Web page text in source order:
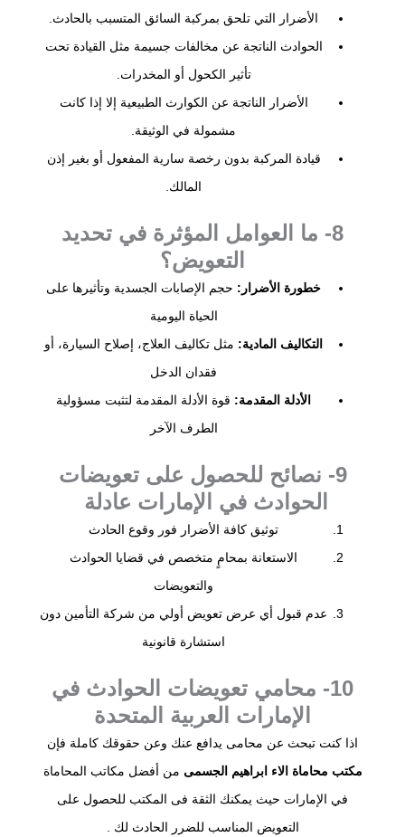
الأضرار التي تلحق بمركبة السائق المتسبب بالحادث.
الحوادث الناتجة عن مخالفات جسيمة مثل القيادة تحت
تأثير الكحول أو المخدرات.
الأضرار الناتجة عن الكوارث الطبيعية إلا إذا كانت
مشمولة في الوثيقة.
قيادة المركبة بدون رخصة سارية المفعول أو بغير إذن
المالك.
8- ما العوامل المؤثرة في تحديد
التعويض؟
خطورة الأضرار: حجم الإصابات الجسدية وتأثيرها على
الحياة اليومية
التكاليف المادية: مثل تكاليف العلاج، إصلاح السيارة، أو
فقدان الدخل
الأدلة المقدمة: قوة الأدلة المقدمة لتثبت مسؤولية
الطرف الآخر
9- نصائح للحصول على تعويضات
الحوادث في الإمارات عادلة
توثيق كافة الأضرار فور وقوع الحادث
الاستعانة بمحامٍ متخصص في قضايا الحوادث
والتعويضات
عدم قبول أي عرض تعويض أولي من شركة التأمين دون
استشارة قانونية
10- محامي تعويضات الحوادث في
الإمارات العربية المتحدة
اذا كنت تبحث عن محامى يدافع عنك وعن حقوقك كاملة فإن
مكتب محاماة الاء ابراهيم الجسمى من أفضل مكاتب المحاماة
في الإمارات حيث يمكنك الثقة فى المكتب للحصول على
التعويض المناسب للضرر الحادث لك .